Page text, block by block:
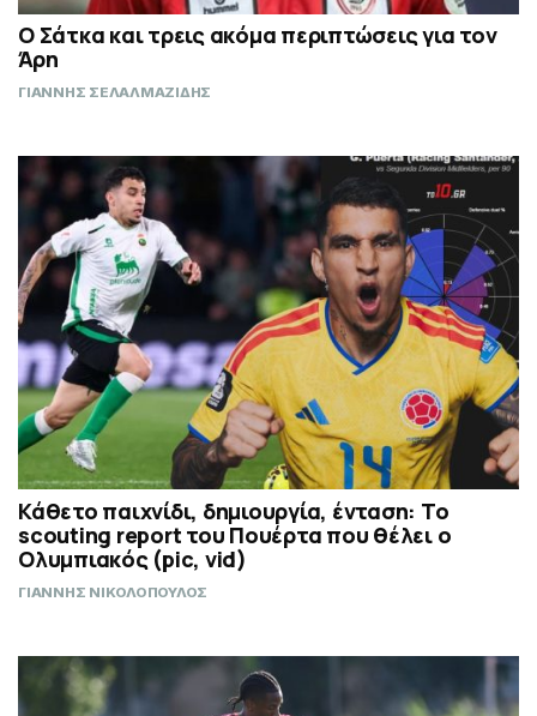
Ο Σάτκα και τρεις ακόμα περιπτώσεις για τον
Άρη
ΓΙΑΝΝΗΣ ΣΕΛΑΛΜΑΖΙΔΗΣ
Κάθετο παιχνίδι, δημιουργία, ένταση: Το
scouting report του Πουέρτα που θέλει ο
Ολυμπιακός (pic, vid)
ΓΙΑΝΝΗΣ ΝΙΚΟΛΟΠΟΥΛΟΣ